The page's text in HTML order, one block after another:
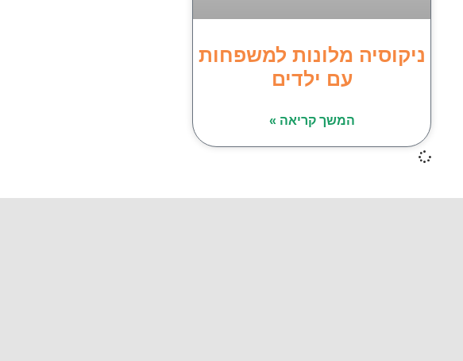
ניקוסיה מלונות למשפחות
עם ילדים
המשך קריאה »